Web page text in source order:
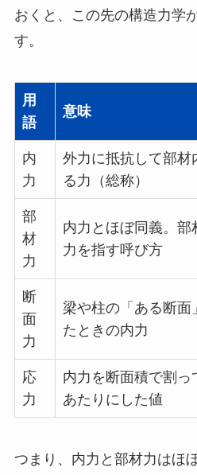
おくと、この先の構造力学
す。
用
語
意味
内
力
外力に抵抗して部材
る力（総称）
部
材
力
内力とほぼ同義。部
力を指す呼び方
断
面
力
梁や柱の「ある断面
たときの内力
応
力
内力を断面積で割っ
あたりにした値
つまり、内力と部材力はほ